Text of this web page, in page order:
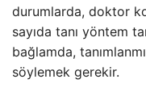
durumlarda, doktor
sayıda tanı yöntem
bağlamda,
söylemek gerekir.